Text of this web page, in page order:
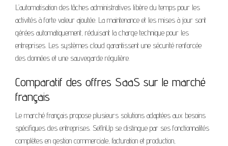
L’automatisation des tâches administratives libère du temps pour les
activités à forte valeur ajoutée. La maintenance et les mises à jour sont
gérées automatiquement, réduisant la charge technique pour les
entreprises. Les systèmes cloud garantissent une sécurité renforcée
des données et une sauvegarde régulière.
Comparatif des offres SaaS sur le marché
français
Le marché français propose plusieurs solutions adaptées aux besoins
spécifiques des entreprises. SetInUp se distingue par ses fonctionnalités
complètes en gestion commerciale, facturation et production,